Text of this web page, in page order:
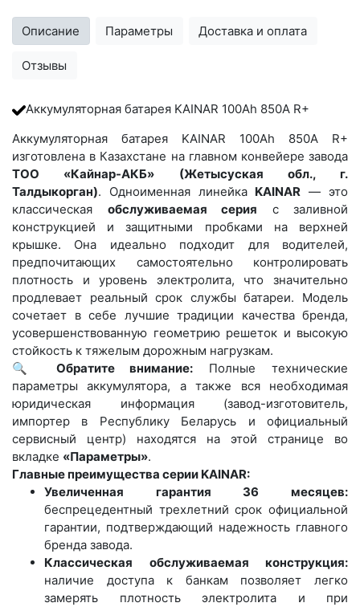
Описание Параметры Доставка и оплата
Отзывы
Аккумуляторная батарея KAINAR 100Ah 850A R+
Аккумуляторная батарея KAINAR 100Ah 850A R+
изготовлена в Казахстане на главном конвейере завода
ТОО «Кайнар-АКБ» (Жетысуская обл., г.
Талдыкорган). Одноименная линейка KAINAR — это
классическая обслуживаемая серия с заливной
конструкцией и защитными пробками на верхней
крышке. Она идеально подходит для водителей,
предпочитающих самостоятельно контролировать
плотность и уровень электролита, что значительно
продлевает реальный срок службы батареи. Модель
сочетает в себе лучшие традиции качества бренда,
усовершенствованную геометрию решеток и высокую
стойкость к тяжелым дорожным нагрузкам.
🔍 Обратите внимание: Полные технические
параметры аккумулятора, а также вся необходимая
юридическая информация (завод-изготовитель,
импортер в Республику Беларусь и официальный
сервисный центр) находятся на этой странице во
вкладке «Параметры».
Главные преимущества серии KAINAR:
Увеличенная гарантия 36 месяцев:
беспрецедентный трехлетний срок официальной
гарантии, подтверждающий надежность главного
бренда завода.
Классическая обслуживаемая конструкция:
наличие доступа к банкам позволяет легко
замерять плотность электролита и при